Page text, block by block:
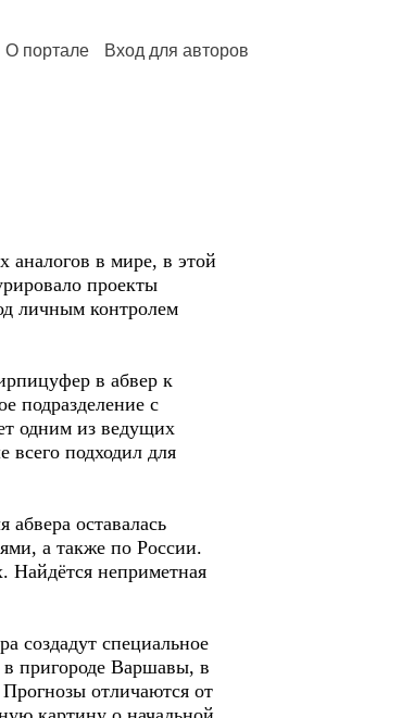
О портале Вход для авторов
аналогов в мире, в этой
проекты
личным контролем
в абвер к
подразделение с
одним из ведущих
всего подходил для
оставалась
а также по России.
Найдётся неприметная
создадут специальное
в пригороде Варшавы, в
отличаются от